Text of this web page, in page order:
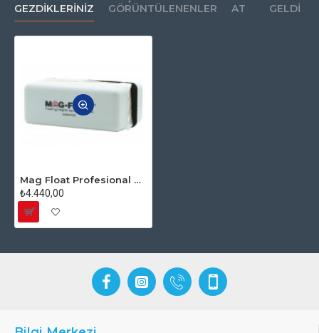
GEZDIKLERINIZ
GÖRÜNTÜLENENLER
AT
GELDI
Mag Float Profesional Kit Extra large (20-30mm) - Cam Akvaryumlar İçin
₺4.440,00